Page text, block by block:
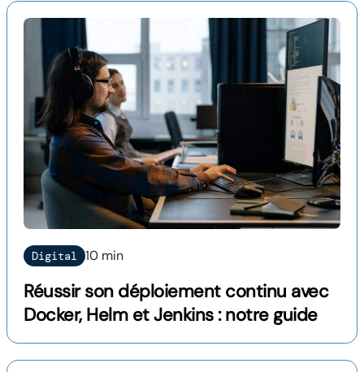
Digital 10 min
Réussir son déploiement continu avec
Docker, Helm et Jenkins : notre guide